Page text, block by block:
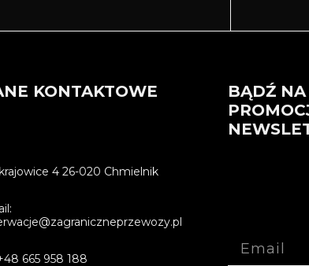
KONTAKTOWE
4 26-020 Chmielnik
665 958 188
BĄDŹ